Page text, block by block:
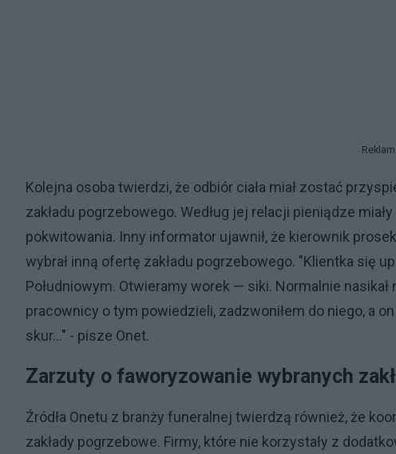
Kolejna osoba twierdzi, że odbiór ciała miał zostać
zakładu pogrzebowego. Według jej relacji pieniądze
pokwitowania. Inny informator ujawnił, że kierownik
wybrał inną ofertę zakładu pogrzebowego. "Klientka się
Południowym. Otwieramy worek — siki. Normalnie nasikał
pracownicy o tym powiedzieli, zadzwoniłem do niego, a
skur…" - pisze Onet.
Zarzuty o faworyzowanie wybranych
Źródła Onetu z branży funeralnej twierdzą również, że
zakłady pogrzebowe. Firmy, które nie korzystały z